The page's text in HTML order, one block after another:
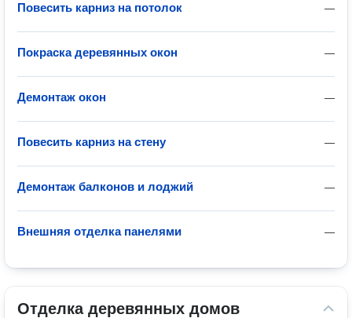
—
Повесить карниз на потолок
—
Покраска деревянных окон
—
Демонтаж окон
—
Повесить карниз на стену
—
Демонтаж балконов и лоджий
—
Внешняя отделка панелями
Отделка деревянных домов